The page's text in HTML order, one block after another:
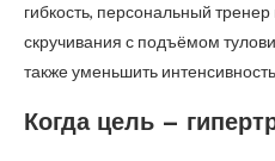
гибкость, персональный
скручивания с подъёмом
также уменьшить
Когда цель –